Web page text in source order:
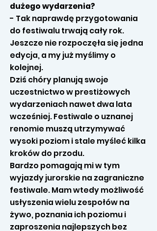
dużego wydarzenia?
- Tak naprawdę przygotowania
do festiwalu trwają cały rok.
Jeszcze nie rozpoczęła się jedna
edycja, a my już myślimy o
kolejnej.
Dziś chóry planują swoje
uczestnictwo w prestiżowych
wydarzeniach nawet dwa lata
wcześniej. Festiwale o uznanej
renomie muszą utrzymywać
wysoki poziom i stale myśleć kilka
kroków do przodu.
Bardzo pomagają mi w tym
wyjazdy jurorskie na zagraniczne
festiwale. Mam wtedy możliwość
usłyszenia wielu zespołów na
żywo, poznania ich poziomu i
zaproszenia najlepszych bez